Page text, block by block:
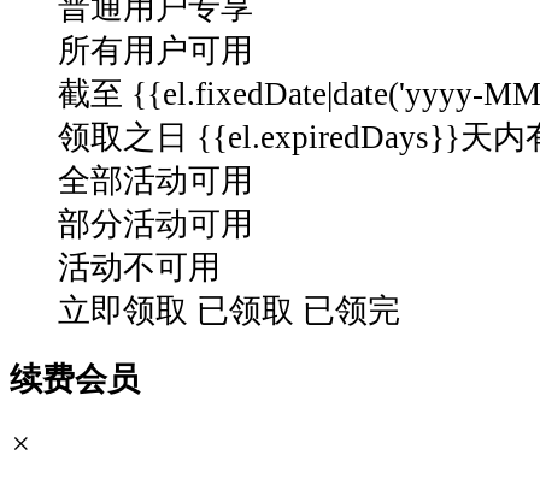
化
亲
所有用户可用
截至 {{el.fixedDate|date('yyyy-
领取之日 {{el.expiredDays}}天内
全部活动可用
部分活动可用
活动不可用
立即领取 已领取 已领完
续费会员
×